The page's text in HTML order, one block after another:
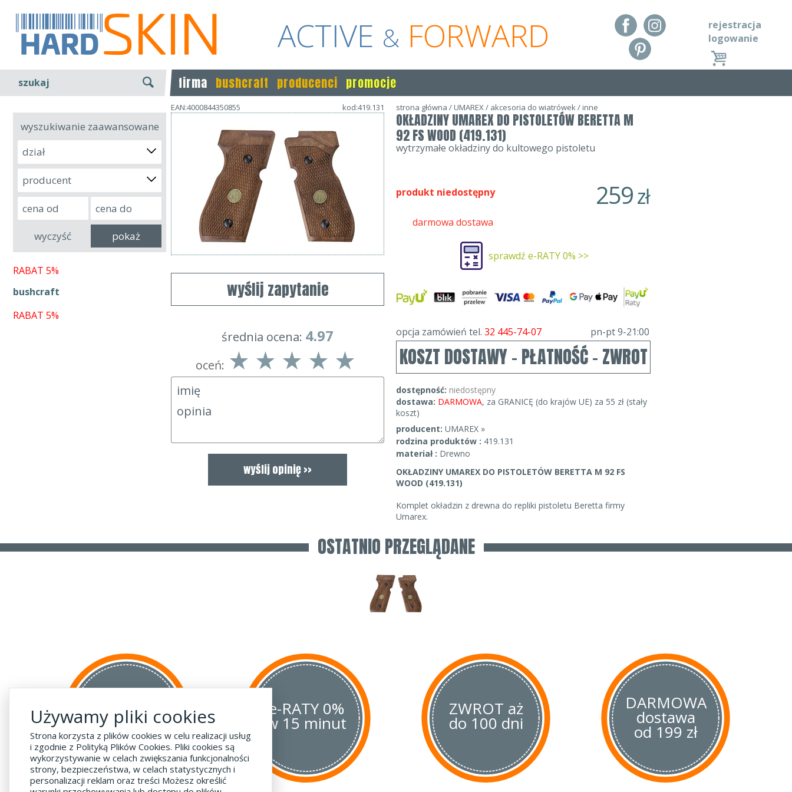
ACTIVE & FORWARD
rejestracja
logowanie
szukaj firma bushcraft producenci promocje
wyszukiwanie zaawansowane
dział
producent
RABAT 5%
bushcraft
RABAT 5%
EAN:4000844350855 kod:419.131
wyślij zapytanie
średnia ocena: 4.97
oceń:
strona główna /UMAREX/ akcesoria do wiatrówek/inne
OKŁADZINY UMAREX DO PISTOLETÓW BERETTA M
92 FS WOOD (419.131)
wytrzymałe okładziny do kultowego pistoletu
259zł
produkt niedostępny
darmowa dostawa
sprawdź e-RATY 0% >>
opcja zamówień tel. 32 445-74-07 pn-pt 9-21:00
KOSZT DOSTAWY - PŁATNOŚĆ - ZWROT
dostępność: niedostępny
dostawa: DARMOWA, za GRANICĘ (do krajów UE) za 55 zł (stały
koszt)
producent: UMAREX »
rodzina produktów : 419.131
materiał : Drewno
OKŁADZINY UMAREX DO PISTOLETÓW BERETTA M 92 FS
WOOD (419.131)
Komplet okładzin z drewna do repliki pistoletu Beretta firmy
Umarex.
OSTATNIO PRZEGLĄDANE
do krajów UE
za 55 zł
e-RATY 0%
w 15 minut
ZWROT aż
do 100 dni
DARMOWA
dostawa
od 199 zł
Używamy pliki cookies
Strona korzysta z plików cookies w celu realizacji usług
i zgodnie z Polityką Plików Cookies. Pliki cookies są
wykorzystywanie w celach zwiększania funkcjonalności
strony, bezpieczeństwa, w celach statystycznych i
personalizacji reklam oraz treści Możesz określić